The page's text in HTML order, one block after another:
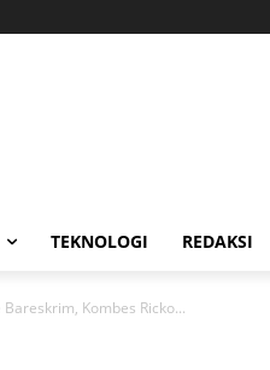
TEKNOLOGI REDAKSI
Kombes Ricko...